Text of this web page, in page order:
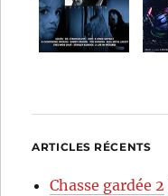
ARTICLES RÉCENTS
Chasse gardée 2